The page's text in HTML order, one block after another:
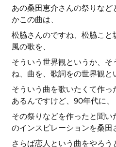
あの桑田恵介さんの祭りな
かこの曲は、
松脇さんのですね、松脇こと
風の歌を、
そういう世界観というか、
ね、曲を、歌詞をの世界観と
そういう曲を歌いたくて作
あるんですけど、90年代に、
その祭りなどを作ったと聞
のインスピレーションを桑田
さらば恋人という曲をやろ